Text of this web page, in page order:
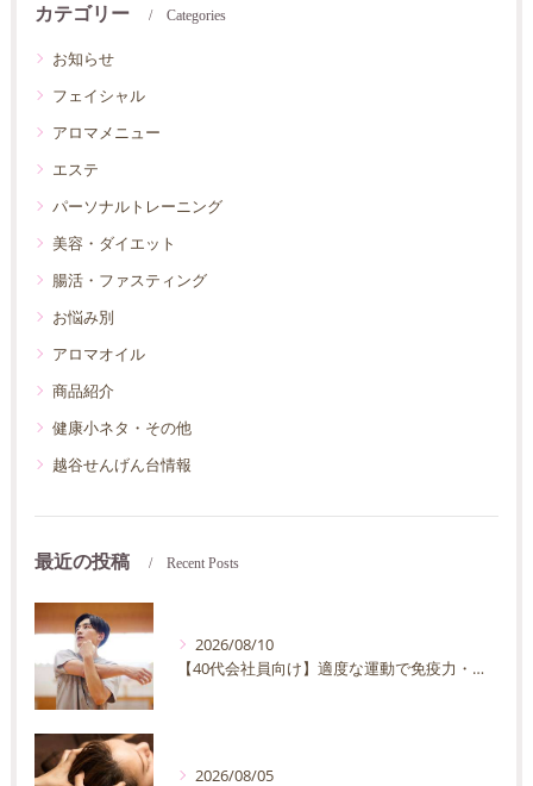
カテゴリー Categories
お知らせ
フェイシャル
アロマメニュー
エステ
パーソナルトレーニング
美容・ダイエット
腸活・ファスティング
お悩み別
アロマオイル
商品紹介
健康小ネタ・その他
越谷せんげん台情報
最近の投稿 Recent Posts
2026/08/10
【40代会社員向け】適度な運動で免疫力・抵抗力の向上を目指す方法｜忙しくても続く運動習慣
2026/08/05